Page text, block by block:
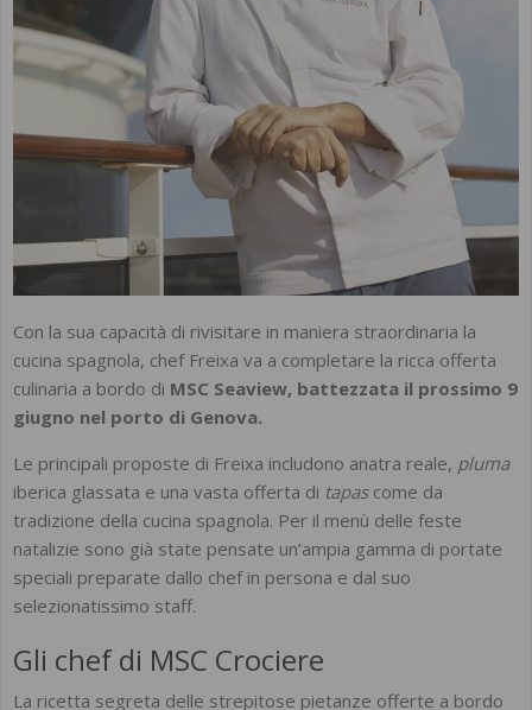
Con la sua capacità di rivisitare in maniera straordinaria la
cucina spagnola, chef Freixa va a completare la ricca offerta
culinaria a bordo di MSC Seaview, battezzata il prossimo 9
giugno nel porto di Genova.
Le principali proposte di Freixa includono anatra reale, pluma
iberica glassata e una vasta offerta di tapascome da
tradizione della cucina spagnola. Per il menù delle feste
natalizie sono già state pensate un’ampia gamma di portate
speciali preparate dallo chef in persona e dal suo
selezionatissimo staff.
Gli chef di MSC Crociere
La ricetta segreta delle strepitose pietanze offerte a bordo